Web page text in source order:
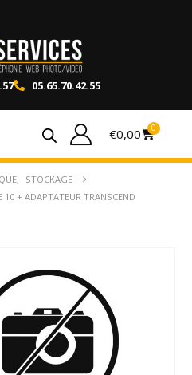
05.65.70.42.55
€0,00 0
,
STOCKAGE
+ ADAPTATEUR TRANSCEND